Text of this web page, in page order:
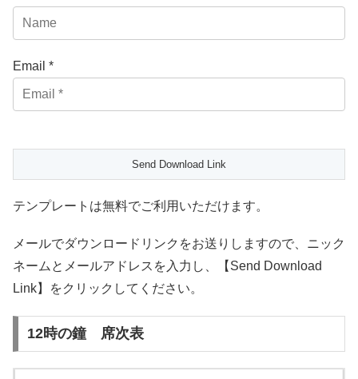
Email *
テンプレートは無料でご利用いただけます。
メールでダウンロードリンクをお送りしますので、ニック
ネームとメールアドレスを入力し、【Send Download
Link】をクリックしてください。
12時の鐘 席次表